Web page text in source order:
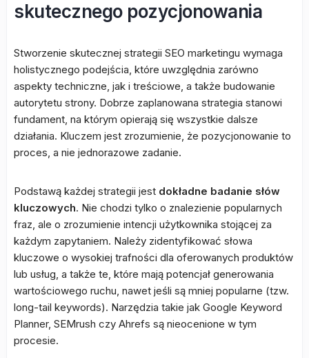
skutecznego pozycjonowania
Stworzenie skutecznej strategii SEO marketingu wymaga
holistycznego podejścia, które uwzględnia zarówno
aspekty techniczne, jak i treściowe, a także budowanie
autorytetu strony. Dobrze zaplanowana strategia stanowi
fundament, na którym opierają się wszystkie dalsze
działania. Kluczem jest zrozumienie, że pozycjonowanie to
proces, a nie jednorazowe zadanie.
Podstawą każdej strategii jest dokładne badanie słów
kluczowych. Nie chodzi tylko o znalezienie popularnych
fraz, ale o zrozumienie intencji użytkownika stojącej za
każdym zapytaniem. Należy zidentyfikować słowa
kluczowe o wysokiej trafności dla oferowanych produktów
lub usług, a także te, które mają potencjał generowania
wartościowego ruchu, nawet jeśli są mniej popularne (tzw.
long-tail keywords). Narzędzia takie jak Google Keyword
Planner, SEMrush czy Ahrefs są nieocenione w tym
procesie.